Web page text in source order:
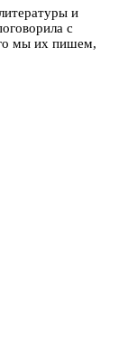
и
с
мы их пишем,